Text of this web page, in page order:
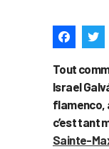
Tout
Israel
flamenco,
c’est tant
Sainte-